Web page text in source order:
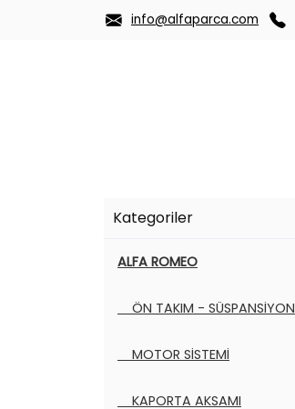
info@alfaparca.com
Kategoriler
ALFA ROMEO
ÖN TAKIM - SÜSPANSİYON
MOTOR SİSTEMİ
KAPORTA AKSAMI